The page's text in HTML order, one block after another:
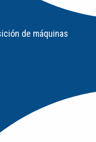
Partners Integradores
de máquinas